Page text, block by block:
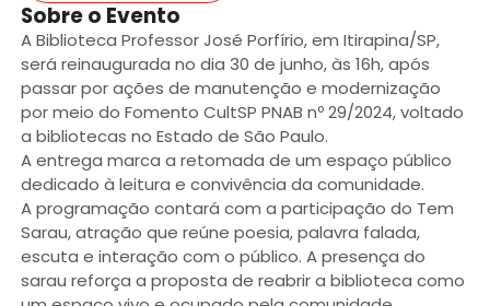
Sobre o Evento
A Biblioteca Professor José Porfírio, em Itirapina/SP,
será reinaugurada no dia 30 de junho, às 16h, após
passar por ações de manutenção e modernização
por meio do Fomento CultSP PNAB nº 29/2024, voltado
a bibliotecas no Estado de São Paulo.
A entrega marca a retomada de um espaço público
dedicado à leitura e convivência da comunidade.
A programação contará com a participação do Tem
Sarau, atração que reúne poesia, palavra falada,
escuta e interação com o público. A presença do
sarau reforça a proposta de reabrir a biblioteca como